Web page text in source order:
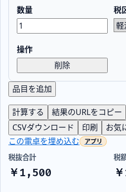
数量 税
操作
削除
品目を追加
計算する 結果のURLをコピー
CSVダウンロード
印刷
お気
この電卓を埋め込む
税抜合計
￥1,500
税